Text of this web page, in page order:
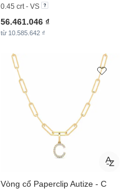
0.45 crt - VS
56.461.046 ₫
từ 10.585.642 ₫
Vòng cổ Paperclip Autize - C